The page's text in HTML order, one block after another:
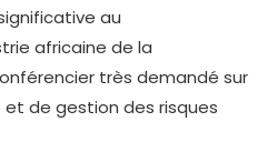
au
africaine de la
très demandé sur
et de gestion des risques